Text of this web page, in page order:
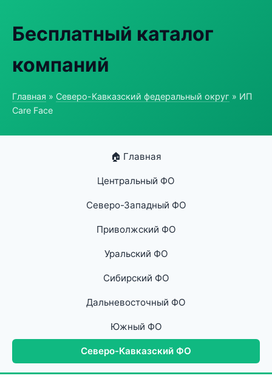
Бесплатный каталог
компаний
Главная » Северо-Кавказский федеральный округ » ИП
Care Face
🏠 Главная
Центральный ФО
Северо-Западный ФО
Приволжский ФО
Уральский ФО
Сибирский ФО
Дальневосточный ФО
Южный ФО
Северо-Кавказский ФО